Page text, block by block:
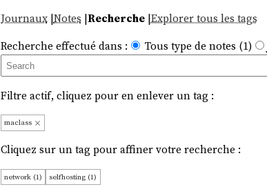
Journaux|Notes |Recherche|Explorer tous les tags
Recherche effectué dans :
Tous type de notes (1)
Filtre actif, cliquez pour en enlever un tag :
maclass
Cliquez sur un tag pour affiner votre recherche :
network (1) selfhosting (1)